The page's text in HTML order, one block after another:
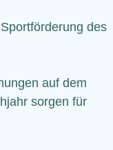
des
auf dem
sorgen für